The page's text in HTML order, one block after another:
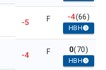
-5 F -4(66)
HBH
-4 F 0(70)
HBH